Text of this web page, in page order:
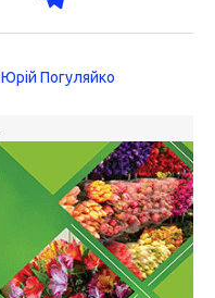
Юрій Погуляйко